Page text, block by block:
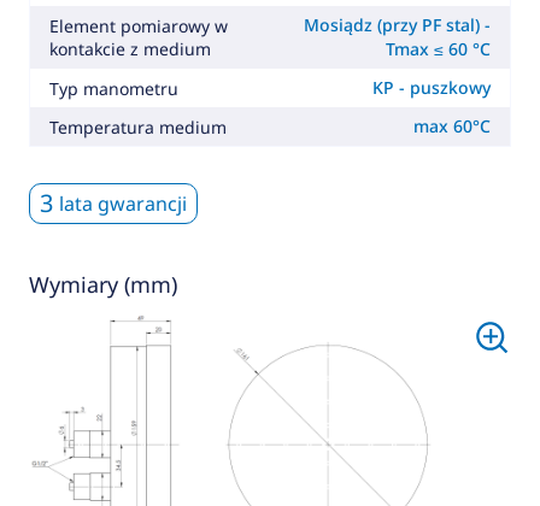
Element pomiarowy w
kontakcie z medium
Mosiądz (przy PF stal) -
Tmax ≤ 60 °C
Typ manometru
KP - puszkowy
Temperatura medium
max 60°C
3 lata gwarancji
Wymiary (mm)